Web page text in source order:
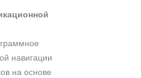
навигации
на основе